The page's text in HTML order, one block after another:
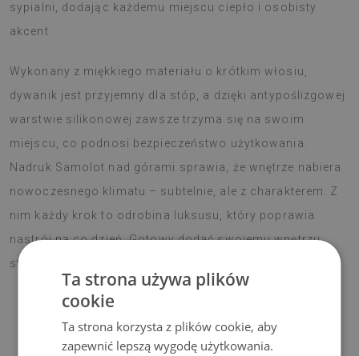
sypialni, dodając każdemu miejscu ciepło i osobisty
akcent.
Wykonany z miękkiego materiału o krótkim włosiu,
dywanik jest przyjemny dla stóp, a dzięki antypoślizgowej
warstwie silikonowej zawsze trzyma się na swoim
miejscu, co podnosi bezpieczeństwo użytkowania.
Nadruk Samolot nad górami sprawia, że wnętrze nabiera
nowoczesnego klimatu – subtelnie, ale z charakterem. Z
nim każdy krok to odrobina luksusu, który poprawia
nastrój na co dzień. Gotowy dodać swojemu wnętrzu
stylowy akcent?
Zalety naszych dywaników
Ta strona używa plików
cookie
Ta strona korzysta z plików cookie, aby
zapewnić lepszą wygodę użytkowania.